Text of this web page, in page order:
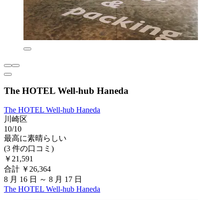
The HOTEL Well-hub Haneda
The HOTEL Well-hub Haneda
川崎区
10/10
最高に素晴らしい
(3 件の口コミ)
￥21,591
合計 ￥26,364
8 月 16 日 ～ 8 月 17 日
The HOTEL Well-hub Haneda